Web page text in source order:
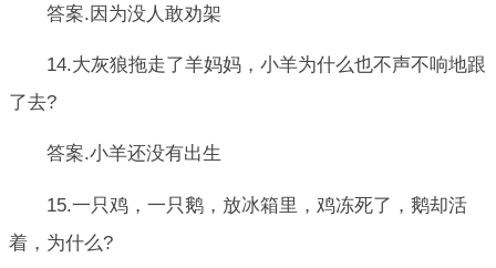
答案.因为没人敢劝架
14.大灰狼拖走了羊妈妈，小羊为什么也不声不响地跟
了去?
答案.小羊还没有出生
15.一只鸡，一只鹅，放冰箱里，鸡冻死了，鹅却活
着，为什么?